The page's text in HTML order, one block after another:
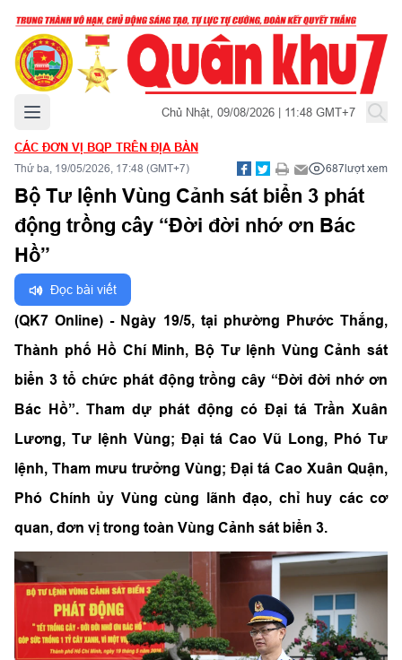
Mở menu chính Chủ Nhật, 09/08/2026 | 11:48 GMT+7
CÁC ĐƠN VỊ BQP TRÊN ĐỊA BÀN
Thứ ba, 19/05/2026, 17:48 (GMT+7) 687lượt xem
Bộ Tư lệnh Vùng Cảnh sát biển 3 phát
động trồng cây “Đời đời nhớ ơn Bác
Hồ”
Đọc bài viết
(QK7 Online) - Ngày 19/5, tại phường Phước Thắng,
Thành phố Hồ Chí Minh, Bộ Tư lệnh Vùng Cảnh sát
biển 3 tổ chức phát động trồng cây “Đời đời nhớ ơn
Bác Hồ”. Tham dự phát động có Đại tá Trần Xuân
Lương, Tư lệnh Vùng; Đại tá Cao Vũ Long, Phó Tư
lệnh, Tham mưu trưởng Vùng; Đại tá Cao Xuân Quận,
Phó Chính ủy Vùng cùng lãnh đạo, chỉ huy các cơ
quan, đơn vị trong toàn Vùng Cảnh sát biển 3.